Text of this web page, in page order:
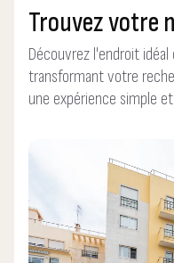
Trouvez votre
Découvrez l'endroit
transformant votre
une expérience simple